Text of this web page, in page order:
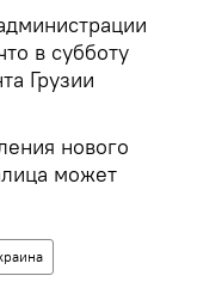
в субботу
Грузии
нового
может